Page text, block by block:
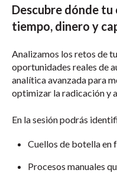
Descubre dónde
tiempo, dinero y
Analizamos los retos de
oportunidades reales de
analítica avanzada para
optimizar la radicación y
En la sesión podrás
Cuellos de botella en
Procesos manuales